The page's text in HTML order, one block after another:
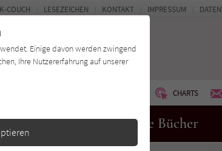
CHARTS
Magazin Neue Bücher
COUCH LESEZEICHEN KONTAKT IMPRESSUM
Einige davon werden zwingend
Ihre Nutzererfahrung auf unserer